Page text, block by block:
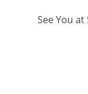
See You at